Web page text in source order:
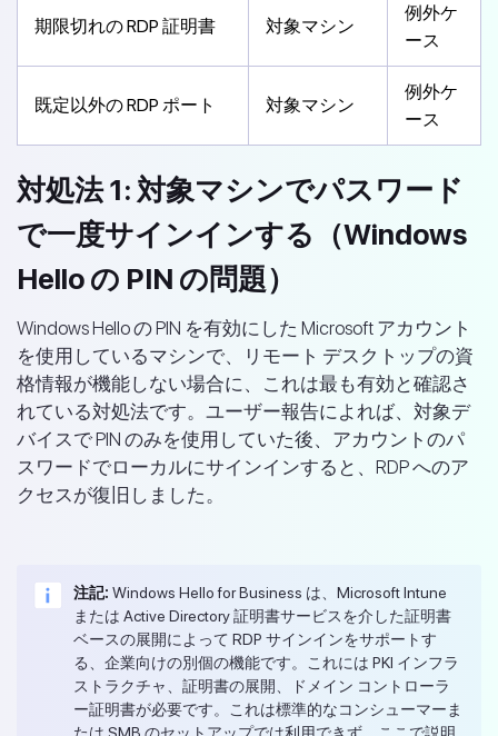
期限切れの RDP 証明書 対象マシン
例外ケ
ース
既定以外の RDP ポート 対象マシン
例外ケ
ース
対処法 1: 対象マシンでパスワード
で一度サインインする（Windows
Hello の PIN の問題）
Windows Hello の PIN を有効にした Microsoft アカウント
を使用しているマシンで、リモート デスクトップの資
格情報が機能しない場合に、これは最も有効と確認さ
れている対処法です。ユーザー報告によれば、対象デ
バイスで PIN のみを使用していた後、アカウントのパ
スワードでローカルにサインインすると、RDP へのア
クセスが復旧しました。
注記: Windows Hello for Business は、Microsoft Intune
または Active Directory 証明書サービスを介した証明書
ベースの展開によって RDP サインインをサポートす
る、企業向けの別個の機能です。これには PKI インフラ
ストラクチャ、証明書の展開、ドメイン コントローラ
ー証明書が必要です。これは標準的なコンシューマーま
たは SMB のセットアップでは利用できず、ここで説明